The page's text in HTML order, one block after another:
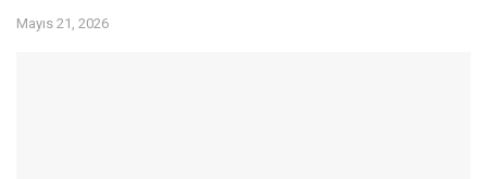
Mayıs 21, 2026